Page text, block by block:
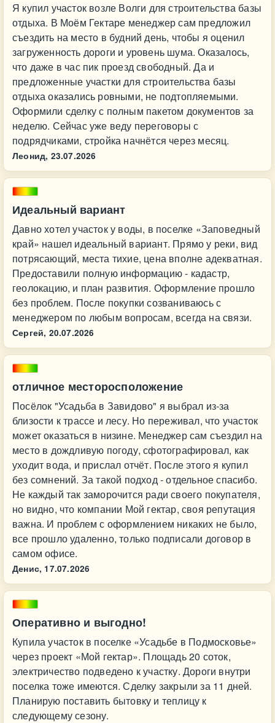
Я купил участок возле Волги для строительства базы
отдыха. В Моём Гектаре менеджер сам предложил
съездить на место в будний день, чтобы я оценил
загруженность дороги и уровень шума. Оказалось,
что даже в час пик проезд свободный. Да и
предложенные участки для строительства базы
отдыха оказались ровными, не подтопляемыми.
Оформили сделку с полным пакетом документов за
неделю. Сейчас уже веду переговоры с
подрядчиками, стройка начнётся через месяц.
Леонид, 23.07.2026
Идеальный вариант
Давно хотел участок у воды, в поселке «Заповедный
край» нашел идеальный вариант. Прямо у реки, вид
потрясающий, места тихие, цена вполне адекватная.
Предоставили полную информацию - кадастр,
геолокацию, и план развития. Оформление прошло
без проблем. После покупки созваниваюсь с
менеджером по любым вопросам, всегда на связи.
Сергей, 20.07.2026
отличное месторосположение
Посёлок "Усадьба в Завидово" я выбрал из-за
близости к трассе и лесу. Но переживал, что участок
может оказаться в низине. Менеджер сам съездил на
место в дождливую погоду, сфотографировал, как
уходит вода, и прислал отчёт. После этого я купил
без сомнений. За такой подход - отдельное спасибо.
Не каждый так заморочится ради своего покупателя,
но видно, что компании Мой гектар, своя репутация
важна. И проблем с оформлением никаких не было,
все прошло удаленно, только подписали договор в
самом офисе.
Денис, 17.07.2026
Оперативно и выгодно!
Купила участок в поселке «Усадьбе в Подмосковье»
через проект «Мой гектар». Площадь 20 соток,
электричество подведено к участку. Дороги внутри
поселка тоже имеются. Сделку закрыли за 11 дней.
Планирую поставить бытовку и теплицу к
следующему сезону.